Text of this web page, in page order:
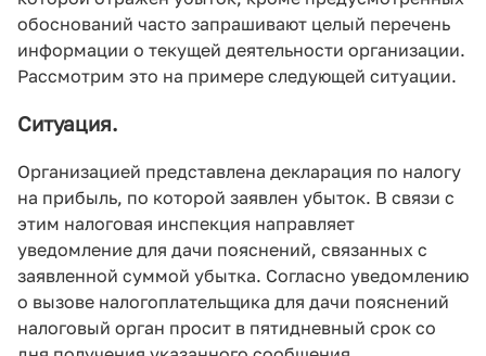
обоснований часто запрашивают целый перечень
информации о текущей деятельности организации.
Рассмотрим это на примере следующей ситуации.
Ситуация.
Организацией представлена декларация по налогу
на прибыль, по которой заявлен убыток. В связи с
этим налоговая инспекция направляет
уведомление для дачи пояснений, связанных с
заявленной суммой убытка. Согласно уведомлению
о вызове налогоплательщика для дачи пояснений
налоговый орган просит в пятидневный срок со